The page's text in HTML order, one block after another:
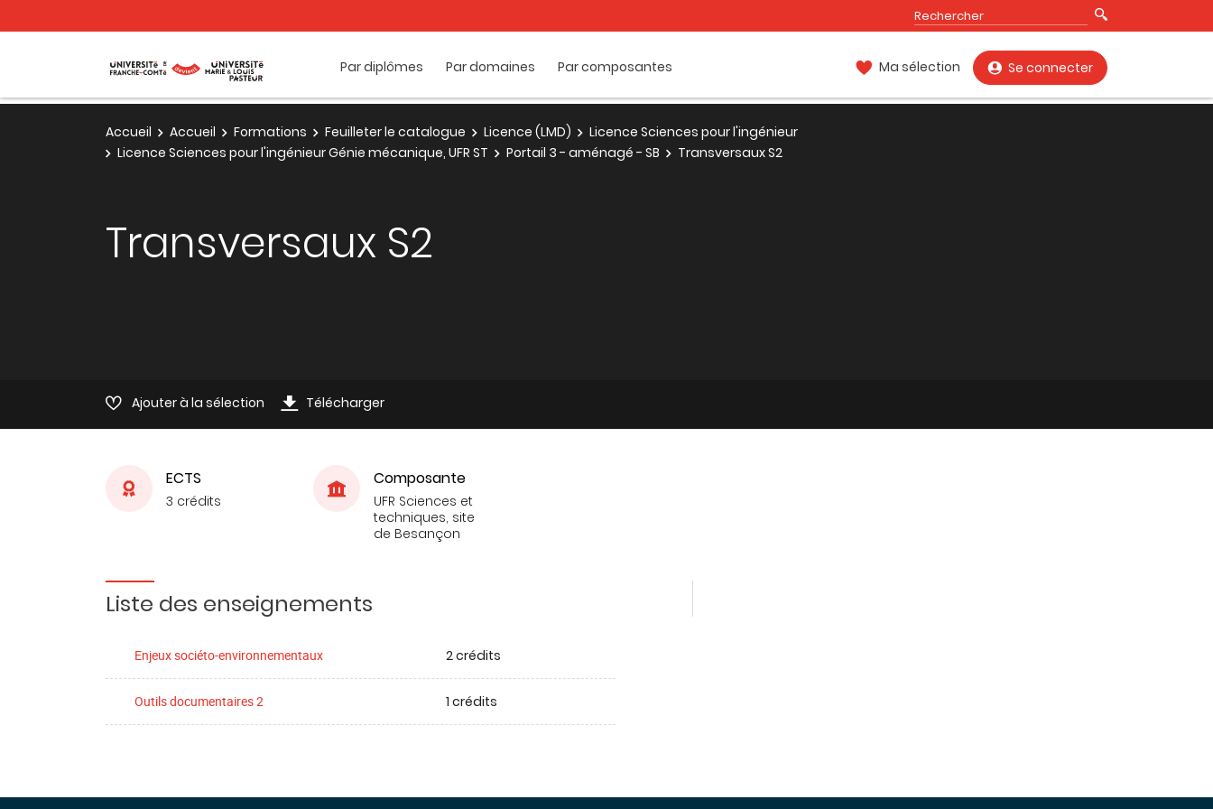
Par diplômes Par domaines Par composantes Ma sélection Se connecter
Accueil Accueil Formations Feuilleter le catalogue Licence (LMD)
Licence Sciences pour l'ingénieur
Licence Sciences pour l'ingénieur Génie mécanique, UFR ST
Portail 3 - aménagé - SB Transversaux S2
Transversaux S2
Ajouter à la sélection Télécharger
ECTS
3 crédits
Composante
UFR Sciences et
techniques, site
de Besançon
Liste des enseignements
Enjeux sociéto-environnementaux 2 crédits
Outils documentaires 2 1 crédits